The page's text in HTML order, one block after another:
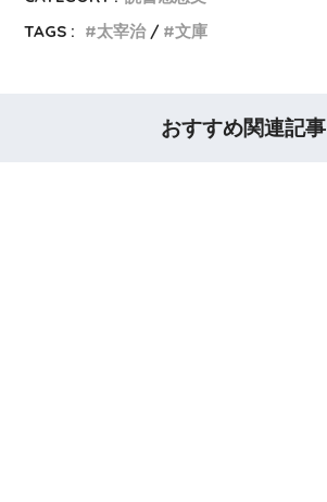
TAGS :
太宰治 文庫
おすすめ関連記事